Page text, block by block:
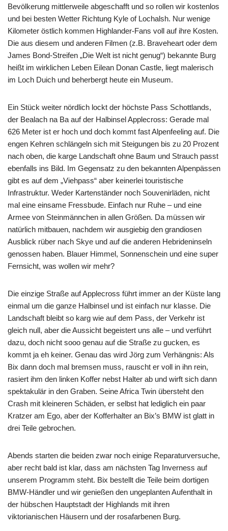
Bevölkerung mittlerweile abgeschafft und so rollen wir kostenlos
und bei besten Wetter Richtung Kyle of Lochalsh. Nur wenige
Kilometer östlich kommen Highlander-Fans voll auf ihre Kosten.
Die aus diesem und anderen Filmen (z.B. Braveheart oder dem
James Bond-Streifen „Die Welt ist nicht genug“) bekannte Burg
heißt im wirklichen Leben Eilean Donan Castle, liegt malerisch
im Loch Duich und beherbergt heute ein Museum.
Ein Stück weiter nördlich lockt der höchste Pass Schottlands,
der Bealach na Ba auf der Halbinsel Applecross: Gerade mal
626 Meter ist er hoch und doch kommt fast Alpenfeeling auf. Die
engen Kehren schlängeln sich mit Steigungen bis zu 20 Prozent
nach oben, die karge Landschaft ohne Baum und Strauch passt
ebenfalls ins Bild. Im Gegensatz zu den bekannten Alpenpässen
gibt es auf dem „Viehpass“ aber keinerlei touristische
Infrastruktur. Weder Kartenständer noch Souvenirläden, nicht
mal eine einsame Fressbude. Einfach nur Ruhe – und eine
Armee von Steinmännchen in allen Größen. Da müssen wir
natürlich mitbauen, nachdem wir ausgiebig den grandiosen
Ausblick rüber nach Skye und auf die anderen Hebrideninseln
genossen haben. Blauer Himmel, Sonnenschein und eine super
Fernsicht, was wollen wir mehr?
Die einzige Straße auf Applecross führt immer an der Küste lang
einmal um die ganze Halbinsel und ist einfach nur klasse. Die
Landschaft bleibt so karg wie auf dem Pass, der Verkehr ist
gleich null, aber die Aussicht begeistert uns alle – und verführt
dazu, doch nicht sooo genau auf die Straße zu gucken, es
kommt ja eh keiner. Genau das wird Jörg zum Verhängnis: Als
Bix dann doch mal bremsen muss, rauscht er voll in ihn rein,
rasiert ihm den linken Koffer nebst Halter ab und wirft sich dann
spektakulär in den Graben. Seine Africa Twin übersteht den
Crash mit kleineren Schäden, er selbst hat lediglich ein paar
Kratzer am Ego, aber der Kofferhalter an Bix’s BMW ist glatt in
drei Teile gebrochen.
Abends starten die beiden zwar noch einige Reparaturversuche,
aber recht bald ist klar, dass am nächsten Tag Inverness auf
unserem Programm steht. Bix bestellt die Teile beim dortigen
BMW-Händler und wir genießen den ungeplanten Aufenthalt in
der hübschen Hauptstadt der Highlands mit ihren
viktorianischen Häusern und der rosafarbenen Burg.